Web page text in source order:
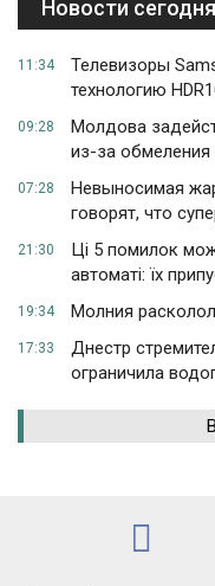
Новости сегодня
11:34
Телевизоры
технологию
09:28
Молдова
из-за обмеления
07:28
Невыносимая
говорят, что
21:30
Ці 5 помилок
автоматі: їх
19:34 Молния
17:33
Днестр
ограничила